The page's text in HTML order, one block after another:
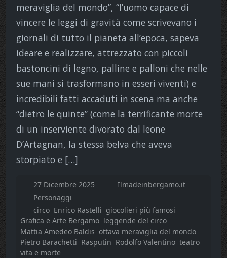
meraviglia del mondo”, “l’uomo capace di
vincere le leggi di gravità come scrivevano i
giornali di tutto il pianeta all’epoca, sapeva
ideare e realizzare, attrezzato con piccoli
bastoncini di legno, palline e palloni che nelle
sue mani si trasformano in esseri viventi) e
incredibili fatti accaduti in scena ma anche
“dietro le quinte” (come la terrificante morte
di un inserviente divorato dal leone
D’Artagnan, la stessa belva che aveva
storpiato e […]
27 Dicembre 2025
Ilmadeinbergamo.it
Personaggi
circo Enrico Rastelli giocolieri più famosi
Grafica e Arte Bergamo leggende del circo
Mattia Amedeo Baldis ottava meraviglia del mondo
Pietro Barachetti Rasputin Rodolfo Valentino teatro
vita e morte